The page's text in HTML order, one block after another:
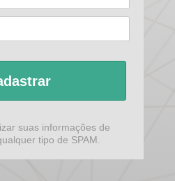
suas informações de
tipo de SPAM.